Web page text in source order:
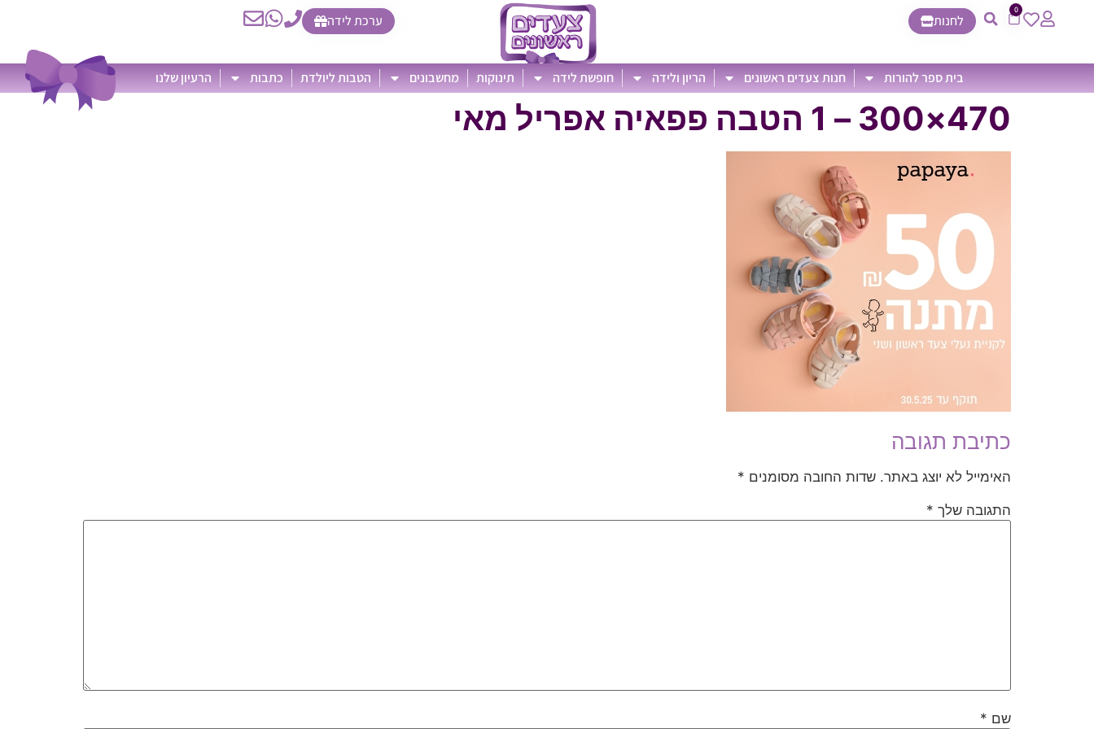
0
לחנות ערכת לידה
בית ספר להורות חנות צעדים ראשונים הריון ולידה חופשת לידה תינוקות מחשבונים הטבות ליולדת כתבות הרעיון שלנו
470×300 – 1 הטבה פפאיה אפריל מאי
כתיבת תגובה
האימייל לא יוצג באתר. שדות החובה מסומנים *
התגובה שלך *
שם *